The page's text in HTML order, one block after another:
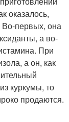
оказалось,
Во-первых, она
а во-
При
а он, как
куркумы, то
продаются.